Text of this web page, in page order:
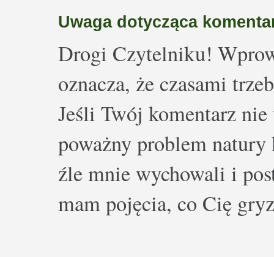
Uwaga dotycząca
Drogi Czytelniku!
oznacza, że czasami
Jeśli Twój komentarz nie
poważny problem
źle mnie wychowali i
mam pojęcia, co Cię